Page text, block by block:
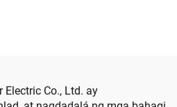
Electric Co., Ltd. ay